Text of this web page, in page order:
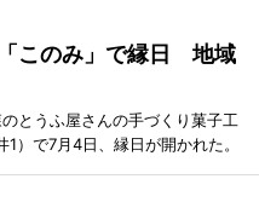
このみ」で縁日 地域
とうふ屋さんの手づくり菓子工
）で7月4日、縁日が開かれた。